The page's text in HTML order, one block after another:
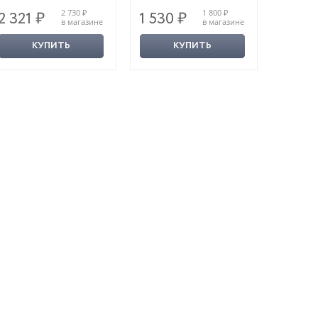
321 ₽
2 730 ₽
в магазине
КУПИТЬ
1 530 ₽
1 800 ₽
в магазине
КУПИТЬ